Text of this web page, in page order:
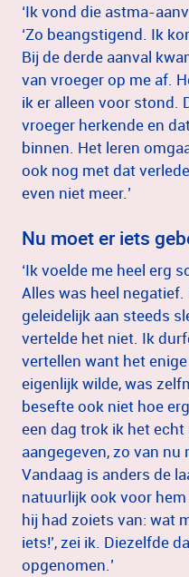
‘Ik vond die astma-
‘Zo beangstigend. Ik
Bij de derde aanval
van vroeger op me af.
ik er alleen voor stond.
vroeger herkende en
binnen. Het leren
ook nog met dat
even niet meer.’
Nu moet er iets
‘Ik voelde me heel erg
Alles was heel
geleidelijk aan steeds
vertelde het niet. Ik
vertellen want het
eigenlijk wilde, was
besefte ook niet hoe
een dag trok ik het
aangegeven, zo van nu
Vandaag is anders de
natuurlijk ook voor
hij had zoiets van: wat
iets!’, zei ik. Diezelfde
opgenomen.’